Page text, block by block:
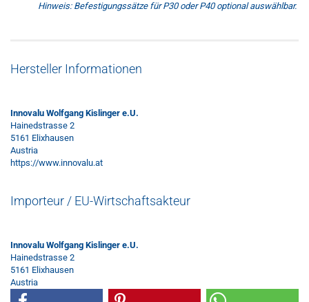
Hinweis: Befestigungssätze für P30 oder P40 optional auswählbar.
Hersteller Informationen
Innovalu Wolfgang Kislinger e.U.
Hainedstrasse 2
5161 Elixhausen
Austria
https://www.innovalu.at
Importeur / EU-Wirtschaftsakteur
Innovalu Wolfgang Kislinger e.U.
Hainedstrasse 2
5161 Elixhausen
Austria